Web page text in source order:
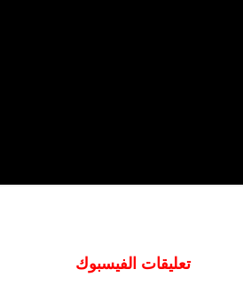
تعليقات الفيسبوك